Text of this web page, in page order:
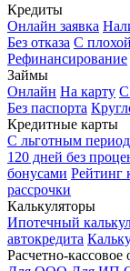
Кредиты
Онлайн заявка
Без отказа С
Рефинансирование
Займы
Онлайн На карту С
Без паспорта
Кредитные карты
С льготным
120 дней без
бонусами Рейтинг
рассрочки
Калькуляторы
Ипотечный
автокредита
Расчетно-